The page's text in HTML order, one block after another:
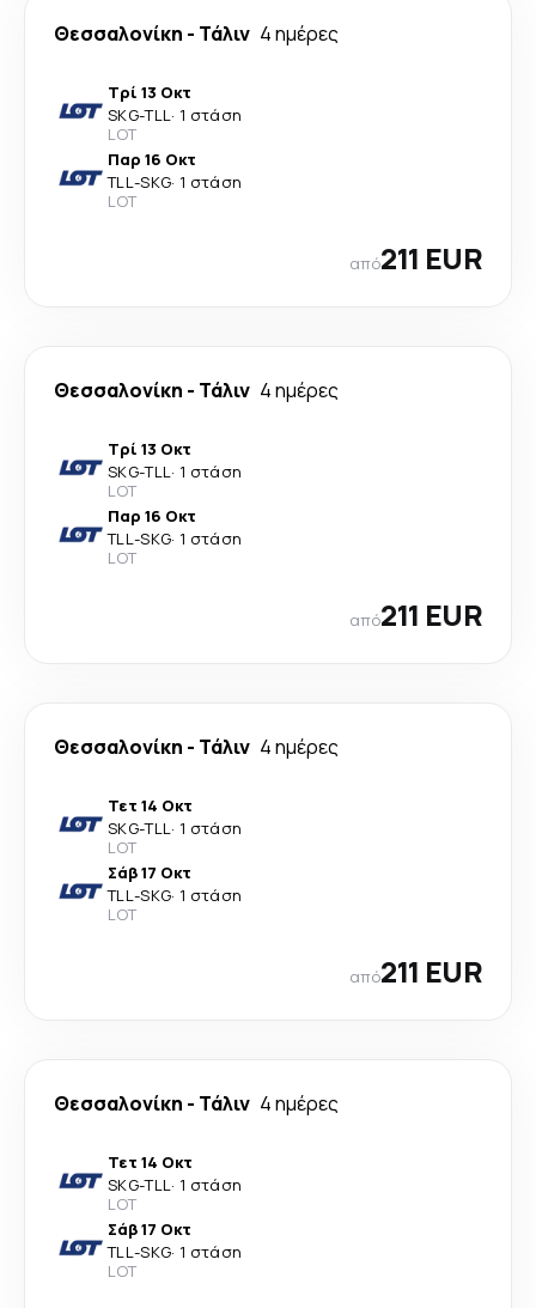
Θεσσαλονίκη - Τάλιν 4 ημέρες
Τρί 13 Οκτ
SKG-TLL· 1 στάση
LOT
Παρ 16 Οκτ
TLL-SKG· 1 στάση
LOT
από211 EUR
Θεσσαλονίκη - Τάλιν 4 ημέρες
Τρί 13 Οκτ
SKG-TLL· 1 στάση
LOT
Παρ 16 Οκτ
TLL-SKG· 1 στάση
LOT
από211 EUR
Θεσσαλονίκη - Τάλιν 4 ημέρες
Τετ 14 Οκτ
SKG-TLL· 1 στάση
LOT
Σάβ 17 Οκτ
TLL-SKG· 1 στάση
LOT
από211 EUR
Θεσσαλονίκη - Τάλιν 4 ημέρες
Τετ 14 Οκτ
SKG-TLL· 1 στάση
LOT
Σάβ 17 Οκτ
TLL-SKG· 1 στάση
LOT